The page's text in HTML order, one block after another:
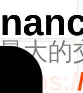
大的